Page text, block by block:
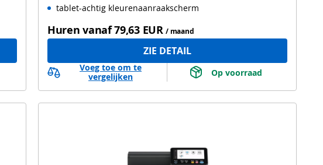
tablet-achtig kleurenaanraakscherm
Huren vanaf79,63 EUR / maand
ZIE DETAIL
Voeg toe om te
vergelijken
Op voorraad